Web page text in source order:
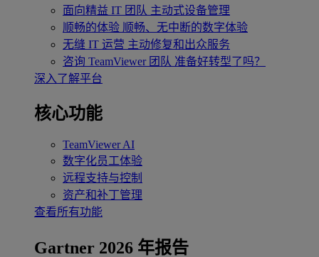
面向精益 IT 团队 主动式设备管理
顺畅的体验 顺畅、无中断的数字体验
无缝 IT 运营 主动修复和出众服务
咨询 TeamViewer 团队 准备好转型了吗？
深入了解平台
核心功能
TeamViewer AI
数字化员工体验
远程支持与控制
资产和补丁管理
查看所有功能
Gartner 2026 年报告